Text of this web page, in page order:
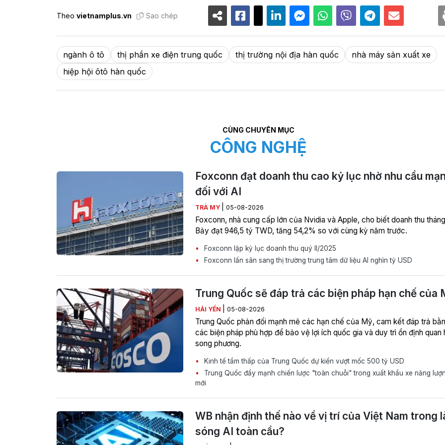
Theo vietnamplus.vn Sao chép
ngành ô tô thị phần xe điện trung quốc thị trường nội địa hàn quốc
nhà máy sản xuất xe
hiệp hội ôtô hàn quốc
CÙNG CHUYÊN MỤC
CÔNG NGHỆ
Foxconn đạt doanh thu cao kỷ lục nhờ nhu cầu
đối với AI
TRÀ MY 05-08-2026
Foxconn, nhà cung cấp lớn của Nvidia và Apple, cho biết doanh thu tháng
Bảy đạt 946,5 tỷ TWD, tăng 54,2% so với cùng kỳ năm trước.
Foxconn lập kỷ lục doanh thu quý II/2025
Foxconn lấn sân sang thị trường trung tâm dữ liệu AI nghìn tỷ USD
Trung Quốc sẽ đáp trả các biện pháp hạn chế của
HẢI YẾN 05-08-2026
Trung Quốc phản đối mạnh mẽ các hạn chế của Mỹ, cam kết đáp trả
các biện pháp phù hợp để bảo vệ lợi ích quốc gia và duy trì ổn định quan
song phương.
Kinh tế tầm thấp của Trung Quốc dự kiến vượt mốc 500 tỷ USD
Trung Quốc đẩy mạnh chiến lược "toàn chuỗi" trong xuất khẩu xe năng
mới
WB nhận định thế nào về vị trí của Việt Nam trong
sóng AI toàn cầu?